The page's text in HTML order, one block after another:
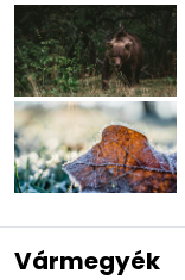
Vármegyék